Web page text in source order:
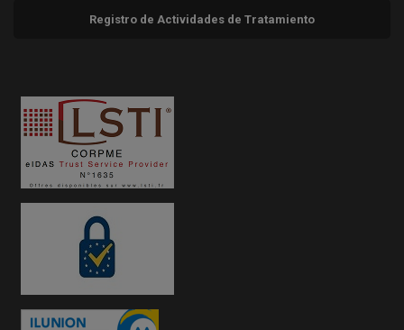
Registro de Actividades de Tratamiento